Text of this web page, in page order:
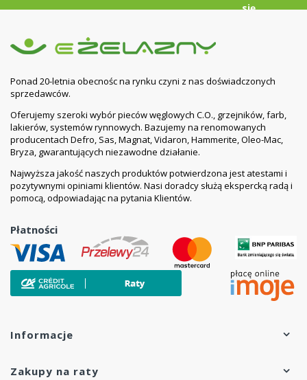
się
Ponad 20-letnia obecnośc na rynku czyni z nas doświadczonych
sprzedawców.
Oferujemy szeroki wybór pieców węglowych C.O., grzejników, farb,
lakierów, systemów rynnowych. Bazujemy na renomowanych
producentach Defro, Sas, Magnat, Vidaron, Hammerite, Oleo-Mac,
Bryza, gwarantujących niezawodne działanie.
Najwyższa jakość naszych produktów potwierdzona jest atestami i
pozytywnymi opiniami klientów. Nasi doradcy służą ekspercką radą i
pomocą, odpowiadając na pytania Klientów.
Płatności
Informacje
Zakupy na raty